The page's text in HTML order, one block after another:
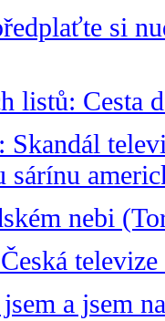
si
listů: Cesta
Skandál
sárínu
nebi
a jsem